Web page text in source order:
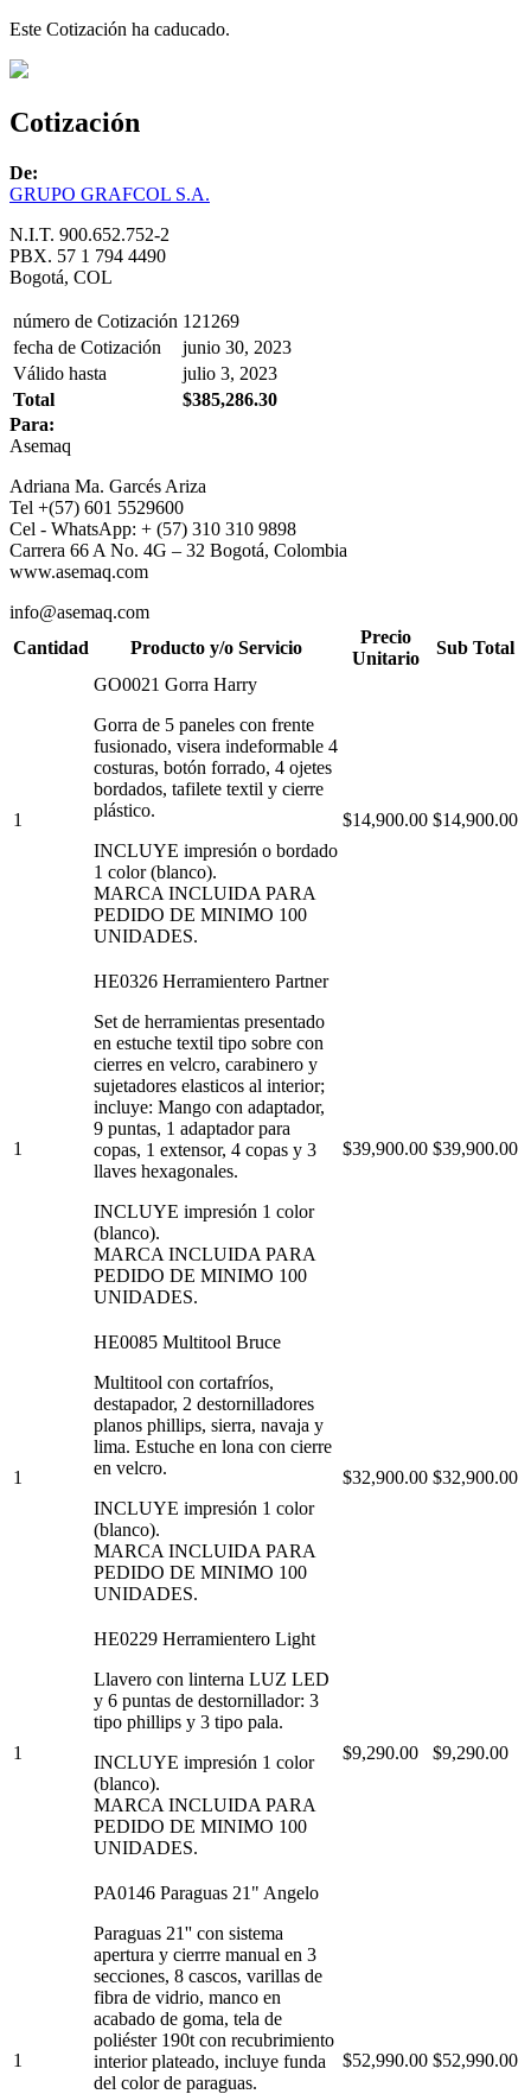
Este Cotización ha caducado.
Cotización
De:
GRUPO GRAFCOL S.A.
N.I.T. 900.652.752-2
PBX. 57 1 794 4490
Bogotá, COL
número de Cotización 121269
fecha de Cotización
junio 30, 2023
Válido hasta
julio 3, 2023
Total
$385,286.30
Para:
Asemaq
Adriana Ma. Garcés Ariza
Tel +(57) 601 5529600
Cel - WhatsApp: + (57) 310 310 9898
Carrera 66 A No. 4G – 32 Bogotá, Colombia
www.asemaq.com
info@asemaq.com
Cantidad
Producto y/o Servicio
Precio
Unitario
Sub Total
1
GO0021 Gorra Harry
Gorra de 5 paneles con frente
fusionado, visera indeformable 4
costuras, botón forrado, 4 ojetes
bordados, tafilete textil y cierre
plástico.
INCLUYE impresión o bordado
1 color (blanco).
MARCA INCLUIDA PARA
PEDIDO DE MINIMO 100
UNIDADES.
$14,900.00 $14,900.00
1
HE0326 Herramientero Partner
Set de herramientas presentado
en estuche textil tipo sobre con
cierres en velcro, carabinero y
sujetadores elasticos al interior;
incluye: Mango con adaptador,
9 puntas, 1 adaptador para
copas, 1 extensor, 4 copas y 3
llaves hexagonales.
INCLUYE impresión 1 color
(blanco).
MARCA INCLUIDA PARA
PEDIDO DE MINIMO 100
UNIDADES.
$39,900.00 $39,900.00
1
HE0085 Multitool Bruce
Multitool con cortafríos,
destapador, 2 destornilladores
planos phillips, sierra, navaja y
lima. Estuche en lona con cierre
en velcro.
INCLUYE impresión 1 color
(blanco).
MARCA INCLUIDA PARA
PEDIDO DE MINIMO 100
UNIDADES.
$32,900.00 $32,900.00
1
HE0229 Herramientero Light
Llavero con linterna LUZ LED
y 6 puntas de destornillador: 3
tipo phillips y 3 tipo pala.
INCLUYE impresión 1 color
(blanco).
MARCA INCLUIDA PARA
PEDIDO DE MINIMO 100
UNIDADES.
$9,290.00 $9,290.00
1
PA0146 Paraguas 21" Angelo
Paraguas 21'' con sistema
apertura y cierrre manual en 3
secciones, 8 cascos, varillas de
fibra de vidrio, manco en
acabado de goma, tela de
poliéster 190t con recubrimiento
interior plateado, incluye funda
del color de paraguas.
$52,990.00 $52,990.00